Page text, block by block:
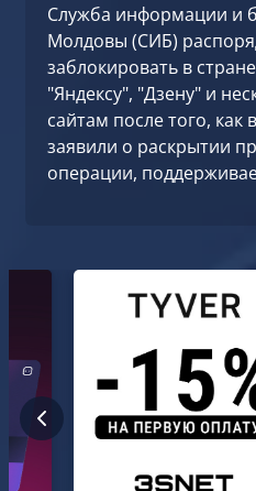
Служба информации и
Молдовы (СИБ)
заблокировать в
"Яндексу", "Дзену" и
сайтам после того, как
заявили о раскрытии
операции,